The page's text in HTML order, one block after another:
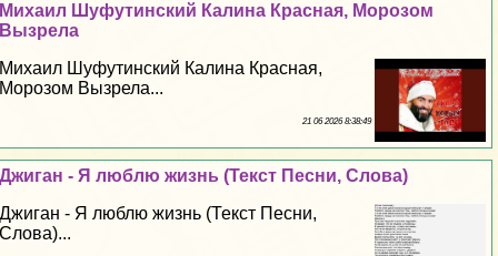
Михаил Шуфутинский Калина Красная, Морозом
Вызрела
Михаил Шуфутинский Калина Красная,
Морозом Вызрела...
21 06 2026 8:38:49
Джиган - Я люблю жизнь (Текст Песни, Слова)
Джиган - Я люблю жизнь (Текст Песни,
Слова)...